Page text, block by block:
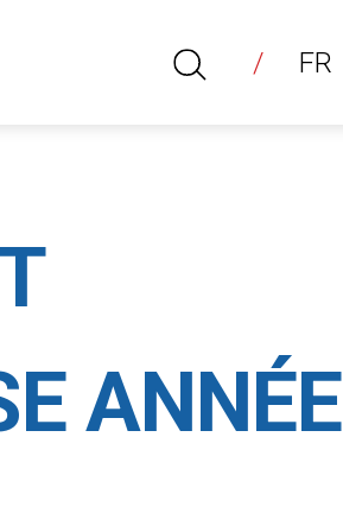
RECHERCHER
FR
ANNÉE